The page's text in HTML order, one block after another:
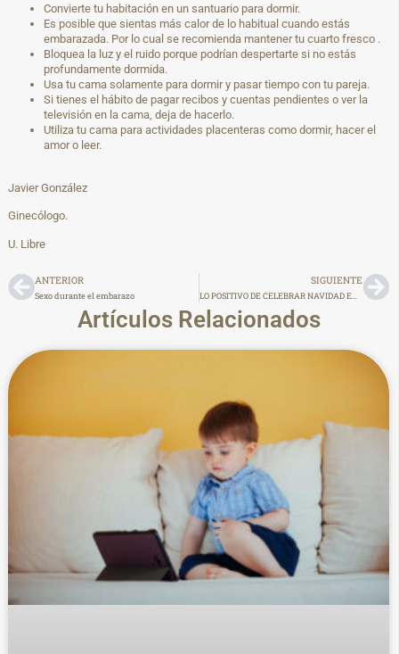
Convierte tu habitación en un santuario para dormir.
Es posible que sientas más calor de lo habitual cuando estás
embarazada. Por lo cual se recomienda mantener tu cuarto fresco .
Bloquea la luz y el ruido porque podrían despertarte si no estás
profundamente dormida.
Usa tu cama solamente para dormir y pasar tiempo con tu pareja.
Si tienes el hábito de pagar recibos y cuentas pendientes o ver la
televisión en la cama, deja de hacerlo.
Utiliza tu cama para actividades placenteras como dormir, hacer el
amor o leer.
Javier González
Ginecólogo.
U. Libre
ANTERIOR
Sexo durante el embarazo
SIGUIENTE
LO POSITIVO DE CELEBRAR NAVIDAD EN EL HOGAR
Artículos Relacionados